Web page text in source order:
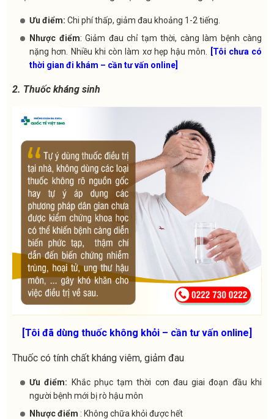
Ưu điểm: Chi phí thấp, giảm đau khoảng 1-2 tiếng.
Nhược điểm: Giảm đau chỉ tạm thời, càng làm bệnh càng
nặng hơn. Nhiều khi còn làm xơ hẹp hậu môn.
[Tôi chưa có
thời gian đi khám – cần tư vấn online]
2. Thuốc kháng sinh
[Tôi đã dùng thuốc không khỏi – cần tư vấn online]
Thuốc có tính chất kháng viêm, giảm đau
Ưu điểm: Khắc phục tạm thời cơn đau giai đoạn đầu khi
người bệnh mới bị rò hậu môn
Nhược điểm : Không chữa khỏi được hết